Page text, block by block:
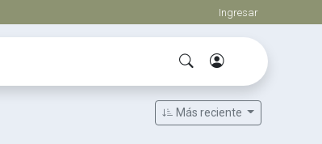
Ingresar
Más reciente